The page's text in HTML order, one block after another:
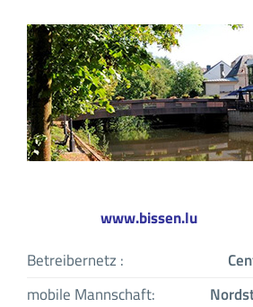
www.bissen.lu
Betreibernetz :
mobile Mannschaft: